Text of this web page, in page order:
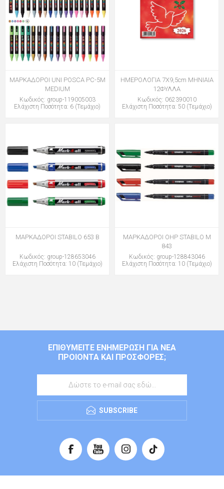
ΜΑΡΚΑΔΟΡΟΙ UNI POSCA PC-5M
MEDIUM
Κωδικός: group-119005003
Ελάχιστη Ποσότητα: 6 (Τεμάχιο)
ΗΜΕΡΟΛΟΓΙΑ 7X9,5cm ΜΗΝΙΑΙΑ
12ΦΥΛΛΑ
Κωδικός: 062390010
Ελάχιστη Ποσότητα: 50 (Τεμάχιο)
ΜΑΡΚΑΔΟΡΟΙ STABILO 653 B
Κωδικός: group-128653046
Ελάχιστη Ποσότητα: 10 (Τεμάχιο)
ΜΑΡΚΑΔΟΡΟΙ OHP STABILO M
843
Κωδικός: group-128843046
Ελάχιστη Ποσότητα: 10 (Τεμάχιο)
ΕΠΙΘΥΜΕΊΤΕ ΕΝΗΜΈΡΩΣΗ ΓΙΑ ΝΈΑ
ΠΡΟΙΌΝΤΑ ΚΑΙ ΠΡΟΣΦΟΡΈΣ;
SUBSCRIBE